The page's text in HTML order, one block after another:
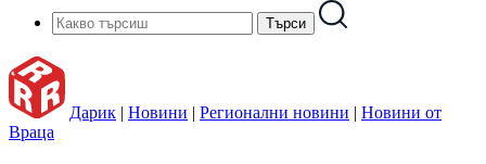
Дарик | Новини | Регионални новини | Новини от
Враца